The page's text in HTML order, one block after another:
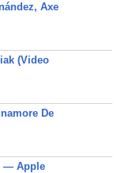
Axe
(Video
De
— Apple